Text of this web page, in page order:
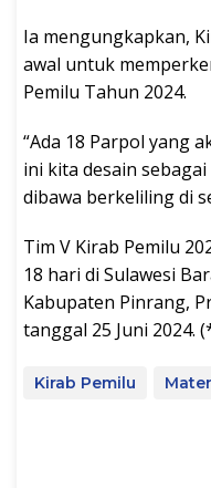
Ia mengungkapkan,
awal untuk
Pemilu Tahun 2024.
“Ada 18 Parpol yang
ini kita desain
dibawa berkeliling di
Tim V Kirab Pemilu
18 hari di Sulawesi
Kabupaten Pinrang,
tanggal 25 Juni 2024.
Kirab Pemilu